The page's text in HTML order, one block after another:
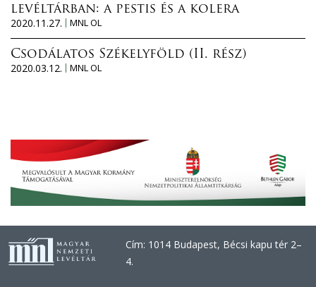
levéltárban: a pestis és a kolera
2020.11.27.
MNL OL
Csodálatos Székelyföld (II. rész)
2020.03.12.
MNL OL
Cím: 1014 Budapest, Bécsi kapu tér 2–
4.